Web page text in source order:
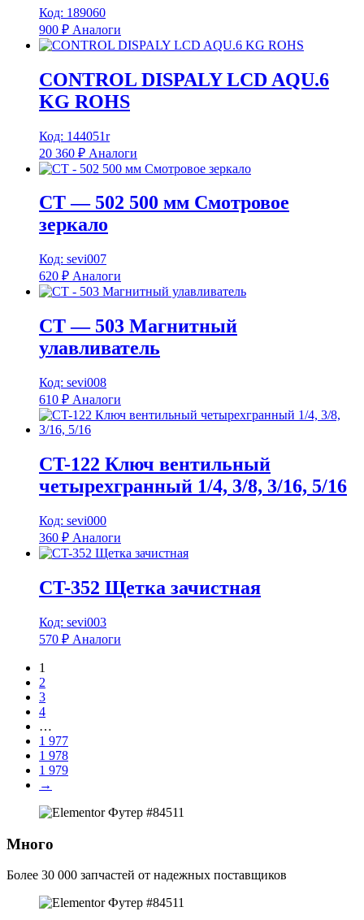
Код: 189060
900 ₽ Аналоги
CONTROL DISPALY LCD AQU.6
KG ROHS
Код: 144051r
20 360 ₽ Аналоги
CT — 502 500 мм Смотровое
зеркало
Код: sevi007
620 ₽ Аналоги
CT — 503 Магнитный
улавливатель
Код: sevi008
610 ₽ Аналоги
CT-122 Ключ вентильный
четырехгранный 1/4, 3/8, 3/16, 5/16
Код: sevi000
360 ₽ Аналоги
CT-352 Щетка зачистная
Код: sevi003
570 ₽ Аналоги
1
2
3
4
…
1 977
1 978
1 979
→
Много
Более 30 000 запчастей от надежных поставщиков